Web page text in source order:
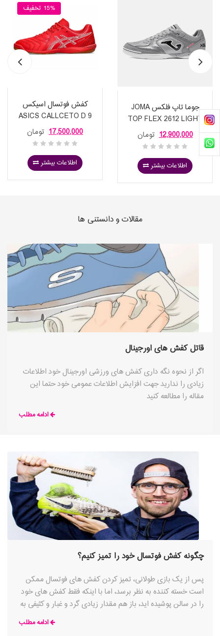
15% تخفیف
کفش فوتسال اسیکس
ASICS CALLCETO D 9
17,500,000
اطلاعات بیشتر
جوما تاپ فلکس JOMA
TOP FLEX 2612 LIGHT
GRAY تومان 12,900,000
اطلاعات بیشتر
مقالات و دانستنی ها
قاتل کفش های اورجینال
اگر از نحوه نگه داری کفش های ورزشی اورجینال خود اطلاعات
زیادی را ندارید جهت افزایش اطلاعات عمومی خود حتما این
مقاله را مطالعه کنید
ادامه مطلب
چگونه کفش فوتسال خود را تمیز کنیم؟
پس از یک بازی طولانی، تمیز کردن کفش های فوتسال ممکن
است خسته کننده به نظر برسد، اما با اینکه فقط کفش های خود
را در سالن پوشیده اید، باز هم مقدار زیادی گرد و غبار و کثیفی به
آن می چسبند. تمیز کردن منظم کفش های فوتسال نه تنها عمر
آن ها را افزایش می دهد، بلکه تضمین می کند که برای جلسهادامه مطلب